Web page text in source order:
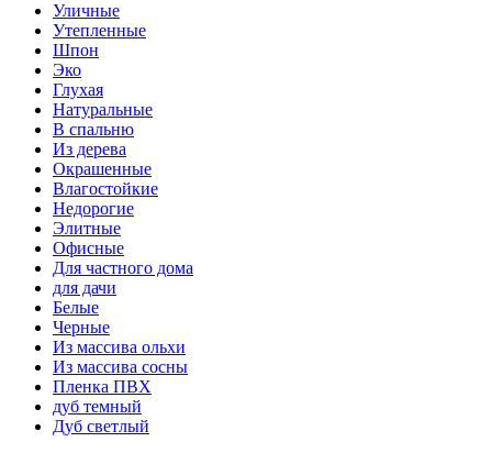
Уличные
Утепленные
Шпон
Эко
Глухая
Натуральные
В спальню
Из дерева
Окрашенные
Влагостойкие
Недорогие
Элитные
Офисные
Для частного дома
для дачи
Белые
Черные
Из массива ольхи
Из массива сосны
Пленка ПВХ
дуб темный
Дуб светлый